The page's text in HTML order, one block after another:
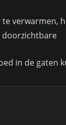
verwarmen,
doorzichtbare
in de gaten